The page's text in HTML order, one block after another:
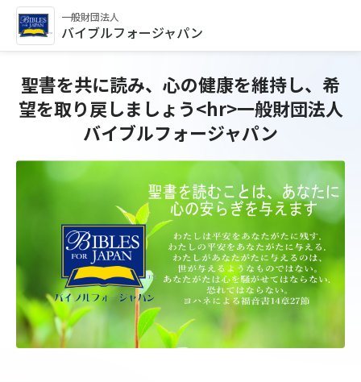
一般財団法人
バイブルフォージャパン
聖書を共に読み、心の健康を維持し、希
望を取り戻しましょう<hr>一般財団法人
バイブルフォージャパン